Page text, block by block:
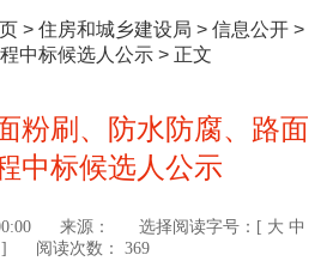
> 住房和城乡建设局 > 信息公开 >
中标候选人公示 > 正文
粉刷、防水防腐、路面
中标候选人公示
来源： 选择阅读字号：[ 大 中
] 阅读次数： 369